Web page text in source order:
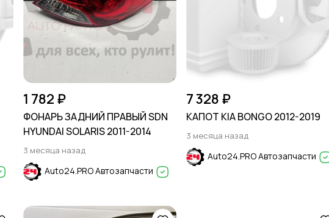
1 782 ₽
ФОНАРЬ ЗАДНИЙ ПРАВЫЙ SDN
HYUNDAI SOLARIS 2011-2014
3 месяца назад
Auto24.PRO Автозапчасти
7 328 ₽
КАПОТ KIA BONGO 2012-2019
3 месяца назад
Auto24.PRO Автозапчасти